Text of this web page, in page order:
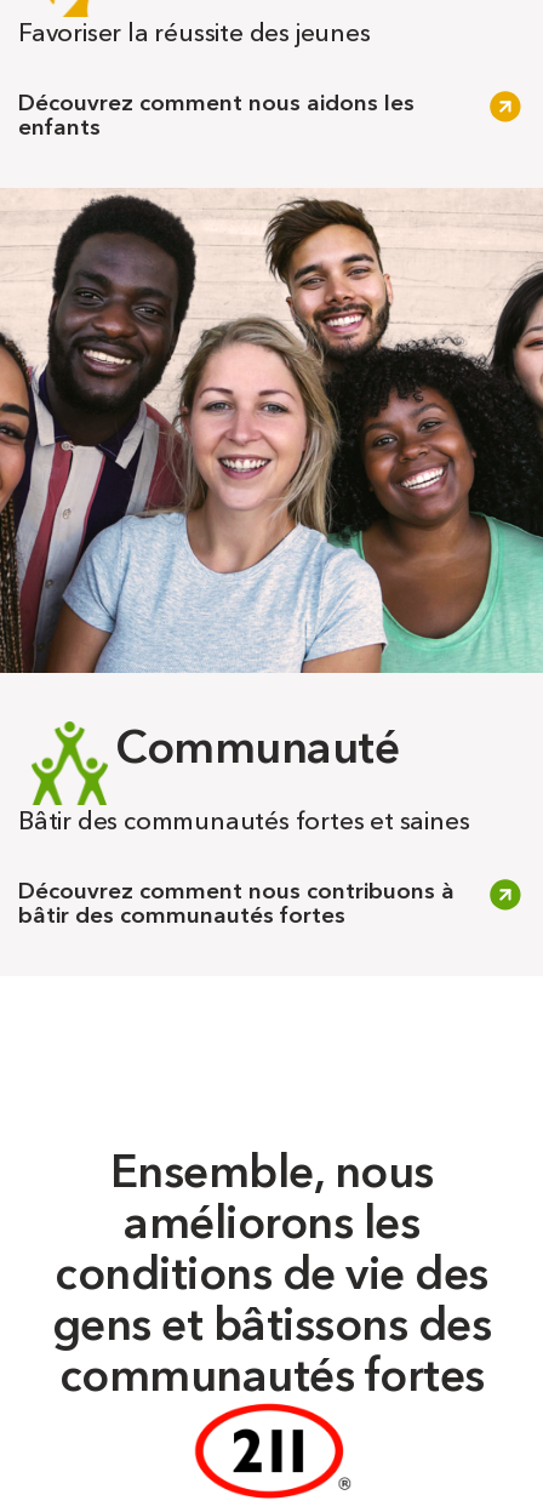
Favoriser la réussite des jeunes
Découvrez comment nous aidons les
enfants
Communauté
Bâtir des communautés fortes et saines
Découvrez comment nous contribuons à
bâtir des communautés fortes
Ensemble, nous
améliorons les
conditions de vie des
gens et bâtissons des
communautés fortes